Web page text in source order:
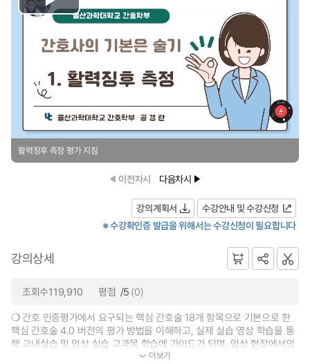
Play
Video
활력징후 측정 평가 지침
이전차시 다음차시
강의계획서
수강안내 및 수강신청
※ 수강확인증 발급을 위해서는 수강신청이 필요합니다
강의상세
조회수119,910 평점 /5 (0)
❍ 간호 인증평가에서 요구되는 핵심 간호술 18개 항목으로 기본으로 한
핵심 간호술 4.0 버전의 평가 방법을 이해하고, 실제 실습 영상 학습을 통
해 교내실습 및 임상 실습 교과목 학습에 가이드가 되며, 임상 현장에서의
간호사의 술기 능력 향상에 도움을...더보기